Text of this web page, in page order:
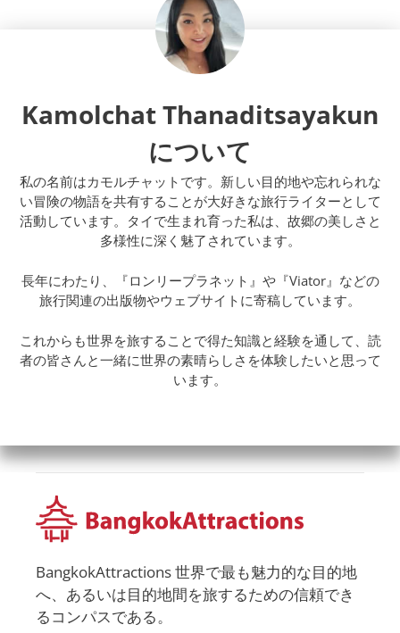
Kamolchat Thanaditsayakun
について
私の名前はカモルチャットです。新しい目的地や忘れられな
い冒険の物語を共有することが大好きな旅行ライターとして
活動しています。タイで生まれ育った私は、故郷の美しさと
多様性に深く魅了されています。
長年にわたり、『ロンリープラネット』や『Viator』などの
旅行関連の出版物やウェブサイトに寄稿しています。
これからも世界を旅することで得た知識と経験を通して、読
者の皆さんと一緒に世界の素晴らしさを体験したいと思って
います。
BangkokAttractions 世界で最も魅力的な目的地
へ、あるいは目的地間を旅するための信頼でき
るコンパスである。